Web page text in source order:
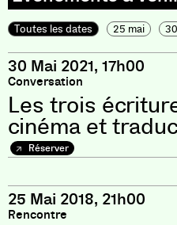
Toutes les dates 25 mai
30 Mai 2021, 17h00
Conversation
Les trois
cinéma et
Réserver
25 Mai 2018, 21h00
Rencontre